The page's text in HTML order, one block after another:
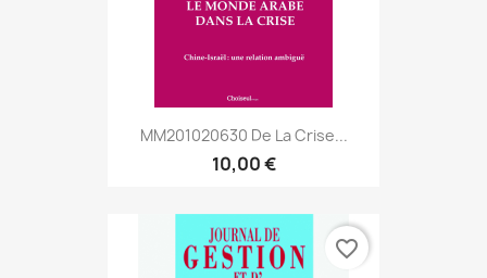
MM201020630 De La Crise...
10,00 €
favorite_border